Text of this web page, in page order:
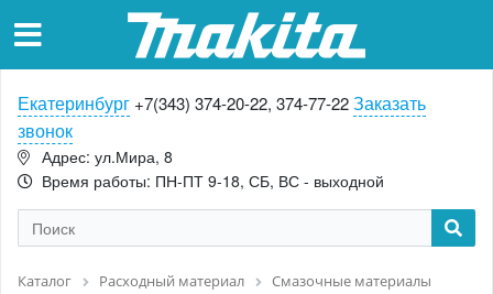
Екатеринбург +7(343) 374-20-22, 374-77-22Заказать
звонок
Адрес: ул.Мира, 8
Время работы: ПН-ПТ 9-18, СБ, ВС - выходной
Каталог Расходный материал
Смазочные материалы